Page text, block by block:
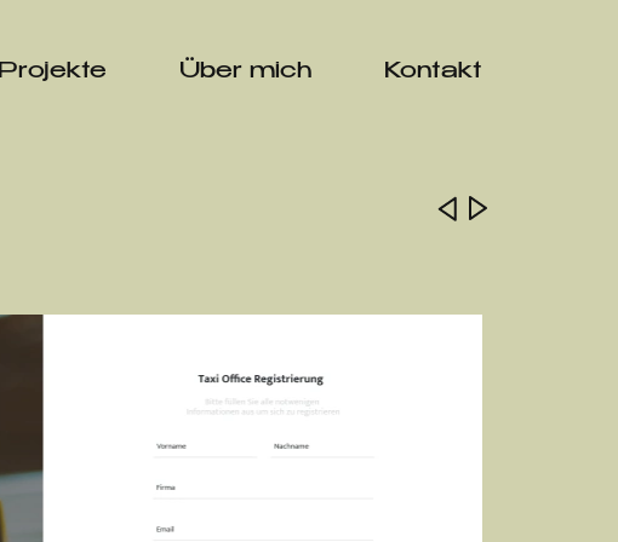
Projekte Über mich Kontakt